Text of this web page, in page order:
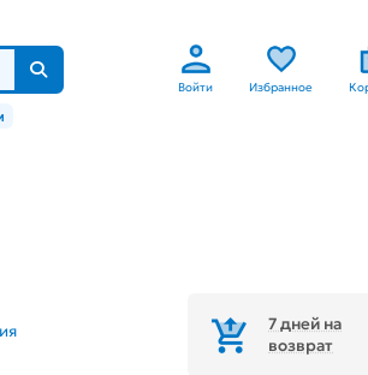
Войти Избранное
7 дней на
возврат